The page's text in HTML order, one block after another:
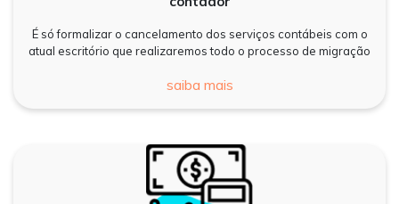
É só formalizar o cancelamento dos serviços contábeis com o
atual escritório que realizaremos todo o processo de migração
saiba mais